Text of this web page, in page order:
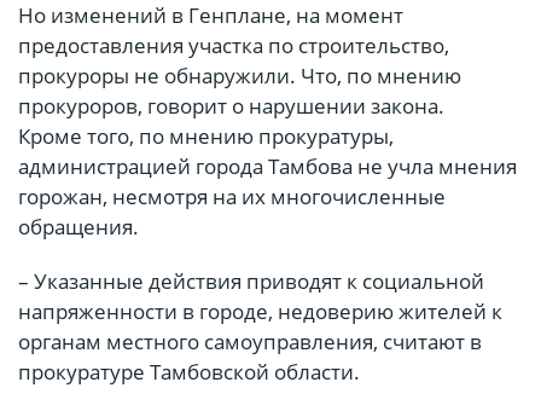
Но изменений в Генплане, на момент
предоставления участка по строительство,
прокуроры не обнаружили. Что, по мнению
прокуроров, говорит о нарушении закона.
Кроме того, по мнению прокуратуры,
администрацией города Тамбова не учла мнения
горожан, несмотря на их многочисленные
обращения.
– Указанные действия приводят к социальной
напряженности в городе, недоверию жителей к
органам местного самоуправления, считают в
прокуратуре Тамбовской области.